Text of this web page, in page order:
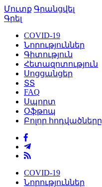
Մուտք Գրանցվել
Գրել
COVID-19
Նորություններ
Գիտություն
Հետազոտություն
Սոցցանցեր
ՏՏ
FAQ
Սպորտ
Օֆթոպ
Բոլոր հոդվածները
COVID-19
Նորություններ